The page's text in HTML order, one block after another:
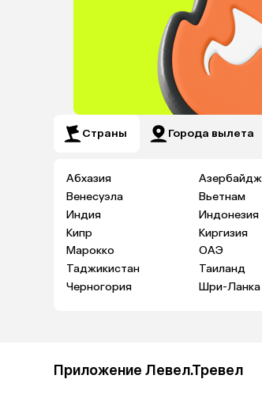
Страны Города вылета
Абхазия
Венесуэла
Вьетнам
Индия
Индонезия
Кипр
Киргизия
Марокко
ОАЭ
Таджикистан
Таиланд
Черногория
Шри-Ланка
Приложение Левел.Тревел